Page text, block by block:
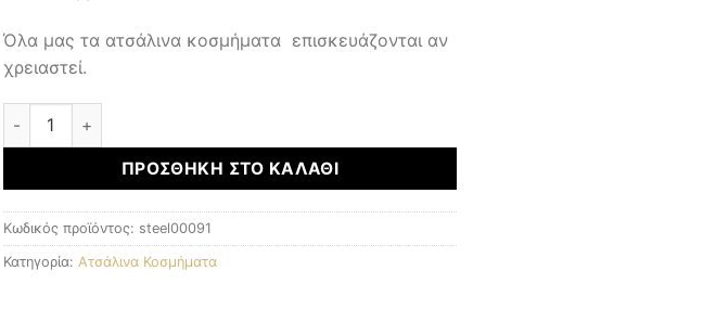
Όλα μας τα ατσάλινα κοσμήματα επισκευάζονται αν
χρειαστεί.
ΑΤΣΑΛΙΝΑ ΚΟΣΜΗΜΑΤΑ ποσότητα
ΠΡΟΣΘΉΚΗ ΣΤΟ ΚΑΛΆΘΙ
Κωδικός προϊόντος: steel00091
Κατηγορία: Ατσάλινα Κοσμήματα